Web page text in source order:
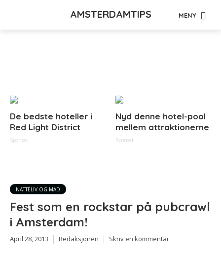
AMSTERDAMTIPS MENY
De bedste hoteller i
Red Light District
Sponset
Nyd denne hotel-pool
mellem attraktionerne
Sponset
NATTELIV OG MAD
Fest som en rockstar på pubcrawl
i Amsterdam!
April 28, 2013 Redaksjonen Skriv en kommentar